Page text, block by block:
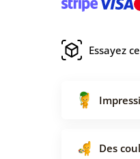
Essayez
Des